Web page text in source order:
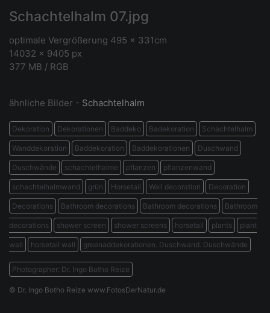
Schachtelhalm 07.jpg
optimale Vergrößerung 495 x 331cm
14032 × 9405 px
377 MB / RGB
ähnliche Bilder - Schachtelhalm
Dekoration Dekorationen Baddeko Badekoration Schachtelhalm
Wanddekoration Baddekoration Baddekorationen Duschwand
Duschwände schachtelhalme pflanzen pflanzenwand
schachtelhalmwand grün Horsetail Wall decoration Decoration
Decorations Bathroom decorations Bathroom decorations Bathroom
decorations shower screen shower screens horsetail plants plant
wall horsetail wall greenaddekorationen. Duschwand. Duschwände
Photographer: Dr. Ingo Botho Reize
© Dr. Ingo Botho Reize www.FotosDerNatur.de